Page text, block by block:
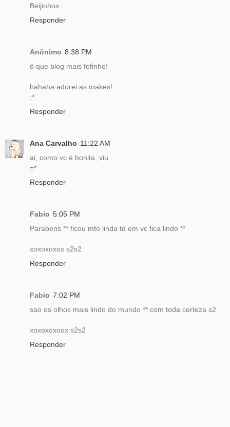
Beijinhos
Responder
Anônimo 8:38 PM
ô que blog mais fofinho!
hahaha adorei as makes!
:*
Responder
Ana Carvalho 11:22 AM
ai, como vc é bonita, viu
=*
Responder
Fabio 5:05 PM
Parabens ** ficou mto linda td em vc fica lindo **
xoxoxoxox s2s2
Responder
Fabio 7:02 PM
sao os olhos mais lindo do mundo ** com toda certeza s2
xoxoxoxoox s2s2
Responder